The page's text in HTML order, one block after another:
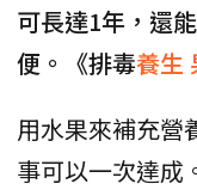
可長達1年，還
便。《排毒養生
用水果來補充營
事可以一次達成